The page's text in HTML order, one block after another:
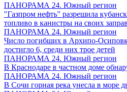
ПАНОРАМА 24. Южный регион
"Газпром нефть" разрешила
топливо в канистры на своих
ПАНОРАМА 24. Южный регион
Число погибших в Архипо-
достигло 6, среди них трое детей
ПАНОРАМА 24. Южный регион
В Краснодаре в частном доме
ПАНОРАМА 24. Южный регион
В Сочи горная река унесла в море